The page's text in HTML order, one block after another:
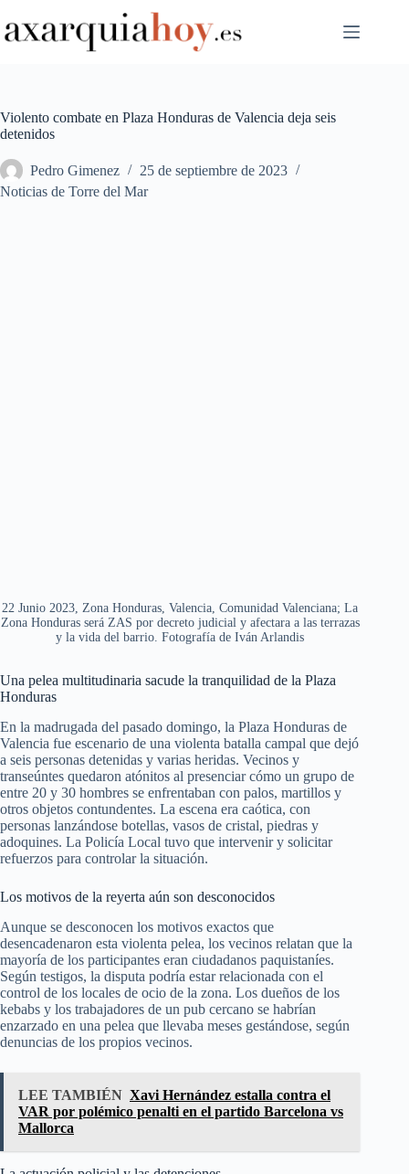
al
contenido
Violento combate en Plaza Honduras de Valencia deja seis
detenidos
Pedro Gimenez
25 de septiembre de 2023
Noticias de Torre del Mar
22 Junio 2023, Zona Honduras, Valencia, Comunidad Valenciana; La
Zona Honduras será ZAS por decreto judicial y afectara a las terrazas
y la vida del barrio. Fotografía de Iván Arlandis
Una pelea multitudinaria sacude la tranquilidad de la Plaza
Honduras
En la madrugada del pasado domingo, la Plaza Honduras de
Valencia fue escenario de una violenta batalla campal que dejó
a seis personas detenidas y varias heridas. Vecinos y
transeúntes quedaron atónitos al presenciar cómo un grupo de
entre 20 y 30 hombres se enfrentaban con palos, martillos y
otros objetos contundentes. La escena era caótica, con
personas lanzándose botellas, vasos de cristal, piedras y
adoquines. La Policía Local tuvo que intervenir y solicitar
refuerzos para controlar la situación.
Los motivos de la reyerta aún son desconocidos
Aunque se desconocen los motivos exactos que
desencadenaron esta violenta pelea, los vecinos relatan que la
mayoría de los participantes eran ciudadanos paquistaníes.
Según testigos, la disputa podría estar relacionada con el
control de los locales de ocio de la zona. Los dueños de los
kebabs y los trabajadores de un pub cercano se habrían
enzarzado en una pelea que llevaba meses gestándose, según
denuncias de los propios vecinos.
LEE TAMBIÉN Xavi Hernández estalla contra el
VAR por polémico penalti en el partido Barcelona vs
Mallorca